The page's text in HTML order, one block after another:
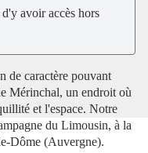
avoir accès hors
de caractère pouvant
Mérinchal, un endroit où
et l'espace. Notre
du Limousin, à la
Dôme (Auvergne).